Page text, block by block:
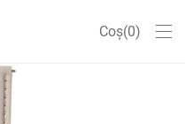
Coș 0